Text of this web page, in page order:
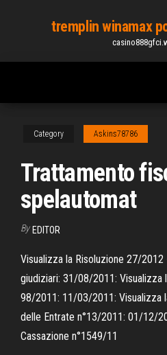
content
tremplin winamax
Category Askins78786
Trattamento
spelautomat
By EDITOR
Visualizza la Risoluzione 27/
giudiziari: 31/08/2011:
98/2011: 11/03/2011: Visualizza
delle Entrate n°13/2011: 01/12/
Cassazione n°1549/11